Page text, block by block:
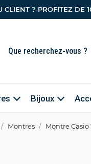
CLIENT ? PROFITEZ DE
Bijoux
Montres Montre Casio